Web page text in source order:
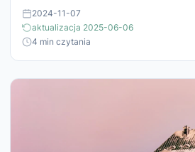
2024-11-07
aktualizacja 2025-06-06
4 min czytania